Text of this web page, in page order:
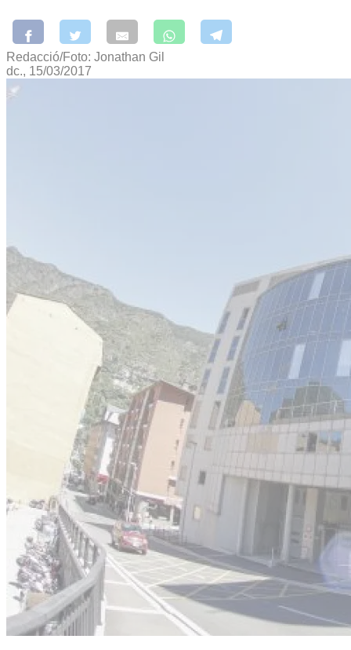
Redacció/Foto: Jonathan Gil
dc., 15/03/2017